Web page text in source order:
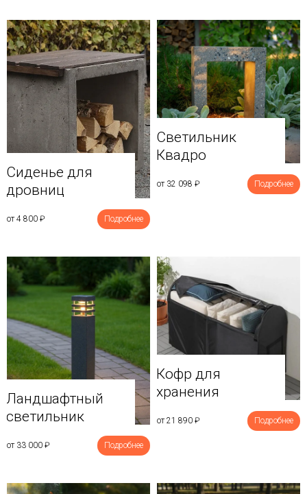
Сиденье для
дровниц
от 4 800 ₽ Подробнее
Светильник
Квадро
от 32 098 ₽ Подробнее
Ландшафтный
светильник
от 33 000 ₽ Подробнее
Кофр для
хранения
от 21 890 ₽ Подробнее